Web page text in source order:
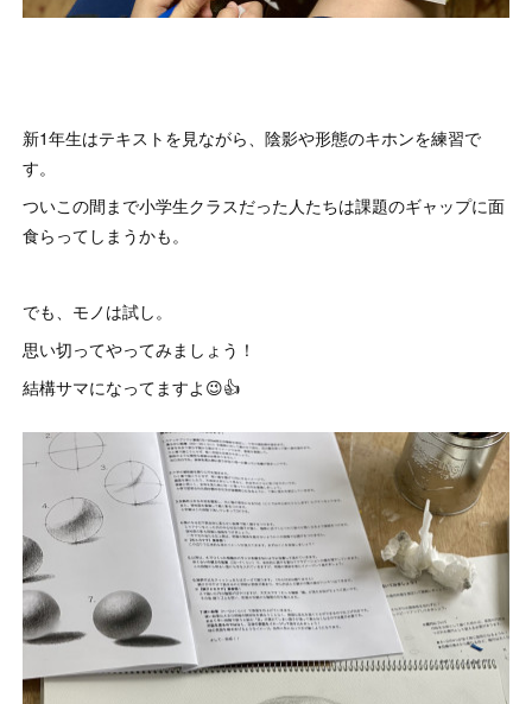
新1年生はテキストを見ながら、陰影や形態のキホンを練習で
す。
ついこの間まで小学生クラスだった人たちは課題のギャップに面
食らってしまうかも。
でも、モノは試し。
思い切ってやってみましょう！
結構サマになってますよ😉👍